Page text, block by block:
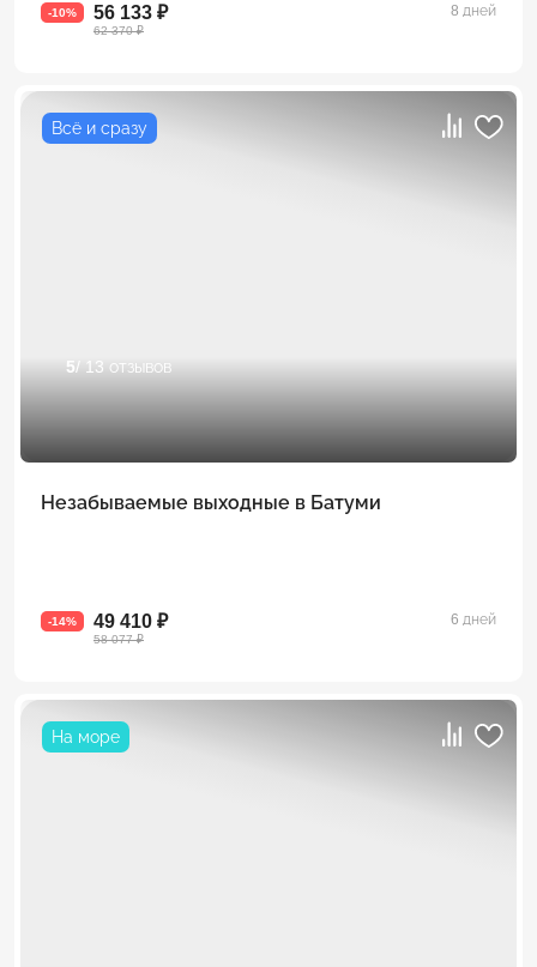
-10% 56 133 ₽
62 370 ₽
8 дней
Всё и сразу
5/ 13 отзывов
Незабываемые выходные в Батуми
-14% 49 410 ₽
58 077 ₽
6 дней
На море